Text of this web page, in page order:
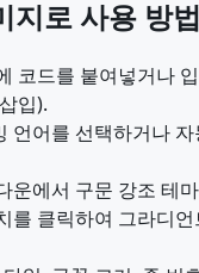
지로 사용 방법
코드를 붙여넣거나
입).
언어를 선택하거나
운에서 구문 강조 테
를 클릭하여 그라디